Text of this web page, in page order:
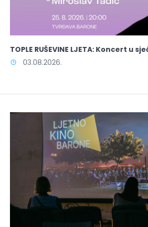
TOPLE RUŠEVINE LJETA: Koncert u
03.08.2026.